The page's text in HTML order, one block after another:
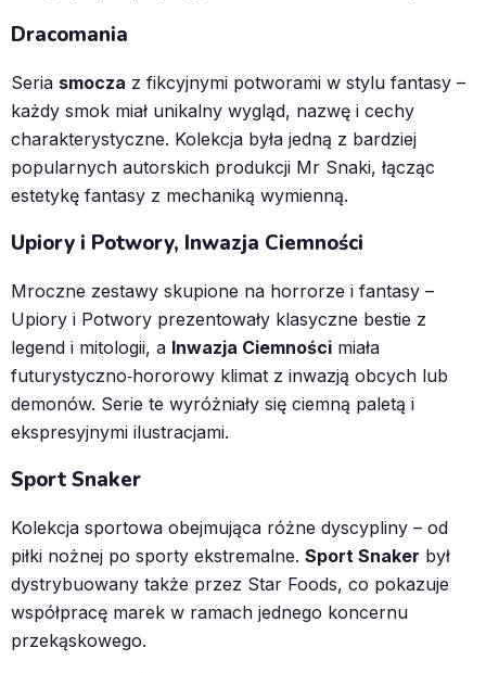
Dracomania
Seria smocza z fikcyjnymi potworami w stylu fantasy –
każdy smok miał unikalny wygląd, nazwę i cechy
charakterystyczne. Kolekcja była jedną z bardziej
popularnych autorskich produkcji Mr Snaki, łącząc
estetykę fantasy z mechaniką wymienną.
Upiory i Potwory, Inwazja Ciemności
Mroczne zestawy skupione na horrorze i fantasy –
Upiory i Potwory prezentowały klasyczne bestie z
legend i mitologii, a Inwazja Ciemności miała
futurystyczno‑hororowy klimat z inwazją obcych lub
demonów. Serie te wyróżniały się ciemną paletą i
ekspresyjnymi ilustracjami.
Sport Snaker
Kolekcja sportowa obejmująca różne dyscypliny – od
piłki nożnej po sporty ekstremalne. Sport Snaker był
dystrybuowany także przez Star Foods, co pokazuje
współpracę marek w ramach jednego koncernu
przekąskowego.